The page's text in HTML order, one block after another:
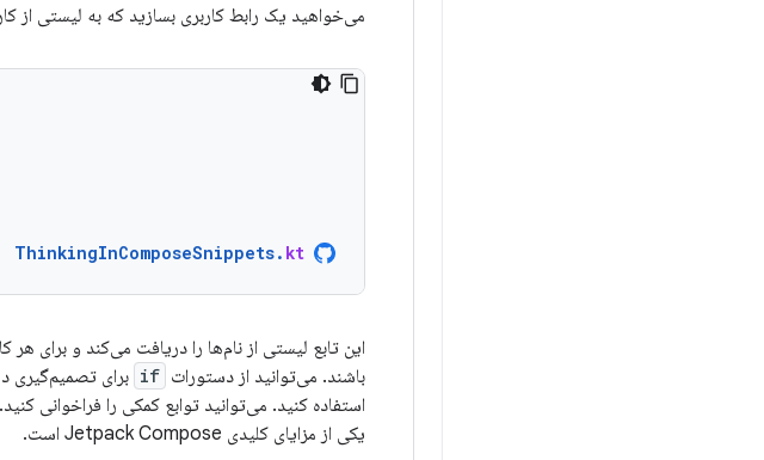
می‌خواهید یک رابط کاربری بسازید که به لیستی از
ThinkingInComposeSnippets. kt
باشند. می‌توانید از دستورات if برای تصمیم‌گیری
استفاده کنید. می‌توانید توابع کمکی را فراخوانی
یکی از مزایای کلیدی Jetpack Compose است.